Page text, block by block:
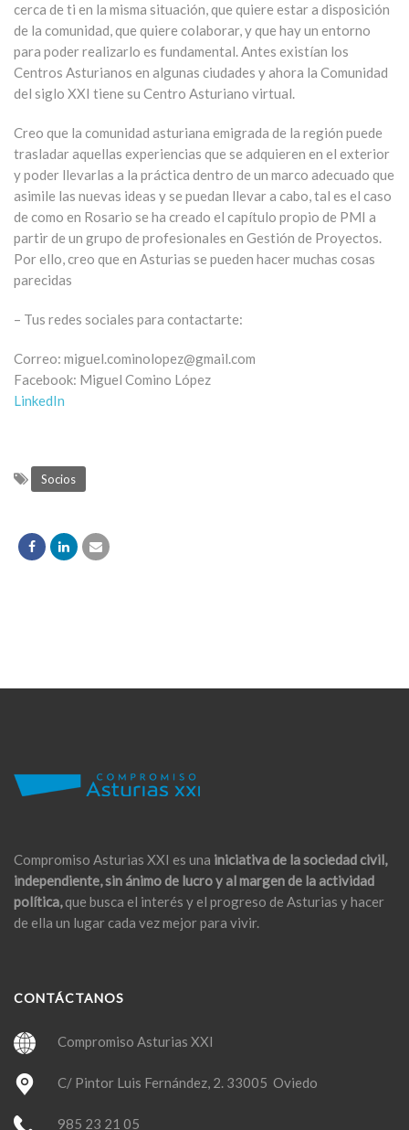
cerca de ti en la misma situación, que quiere estar a disposición
de la comunidad, que quiere colaborar, y que hay un entorno
para poder realizarlo es fundamental. Antes existían los
Centros Asturianos en algunas ciudades y ahora la Comunidad
del siglo XXI tiene su Centro Asturiano virtual.
Creo que la comunidad asturiana emigrada de la región puede
trasladar aquellas experiencias que se adquieren en el exterior
y poder llevarlas a la práctica dentro de un marco adecuado que
asimile las nuevas ideas y se puedan llevar a cabo, tal es el caso
de como en Rosario se ha creado el capítulo propio de PMI a
partir de un grupo de profesionales en Gestión de Proyectos.
Por ello, creo que en Asturias se pueden hacer muchas cosas
parecidas
– Tus redes sociales para contactarte:
Correo: miguel.cominolopez@gmail.com
Facebook: Miguel Comino López
LinkedIn
Socios
Compromiso Asturias XXI es una iniciativa de la sociedad civil,
independiente, sin ánimo de lucro y al margen de la actividad
política,que busca el interés y el progreso de Asturias y hacer
de ella un lugar cada vez mejor para vivir.
CONTÁCTANOS
Compromiso Asturias XXI
C/ Pintor Luis Fernández, 2. 33005 Oviedo
985 23 21 05